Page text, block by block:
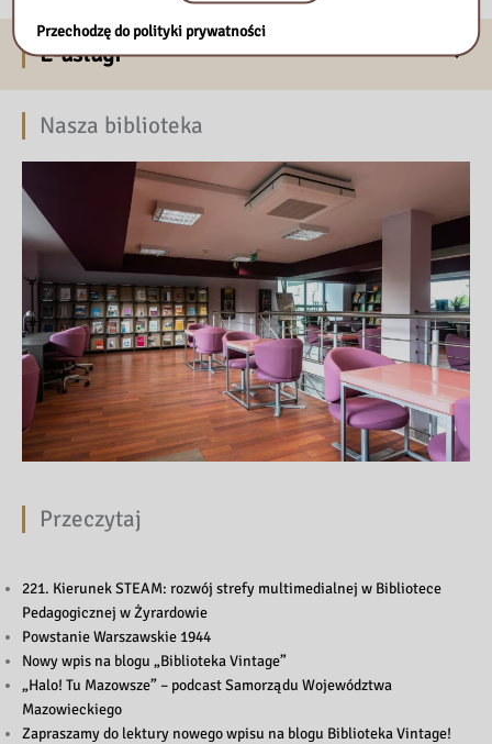
E-usługi
Nasza biblioteka
Przeczytaj
221. Kierunek STEAM: rozwój strefy multimedialnej w Bibliotece
Pedagogicznej w Żyrardowie
Powstanie Warszawskie 1944
Nowy wpis na blogu „Biblioteka Vintage”
„Halo! Tu Mazowsze” – podcast Samorządu Województwa
Mazowieckiego
Zapraszamy do lektury nowego wpisu na blogu Biblioteka Vintage!
Przechodzę do polityki prywatności